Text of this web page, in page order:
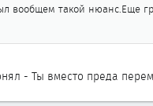
вообщем такой
- Ты вместо преда